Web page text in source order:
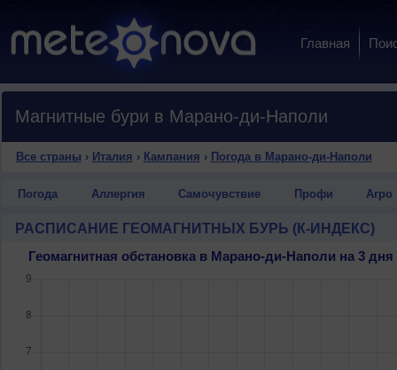
Главная
Магнитные бури в Марано-ди-Наполи
Все страны › Италия › Кампания › Погода в Марано-ди-Наполи
Погода Аллергия Самочувствие Профи Агро
РАСПИСАНИЕ ГЕОМАГНИТНЫХ БУРЬ (К-ИНДЕКС)
Геомагнитная обстановка в Марано-ди-Наполи на 3